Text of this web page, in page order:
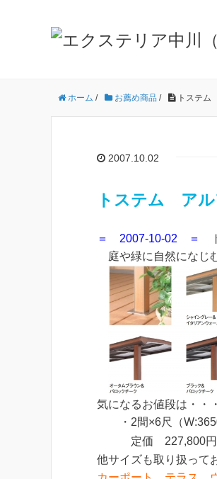
ホーム / お薦め商品 / トステム
2007.10.02
トステム アル
＝ 2007-10-02 ＝
庭や緑に自然になじ
気になるお値段は・・
・2間×6尺（
定価 227,800
他サイズも取り扱って